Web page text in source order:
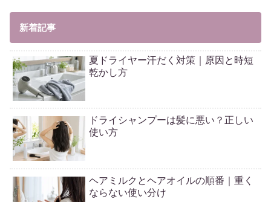
新着記事
夏ドライヤー汗だく対策｜原因と時短
乾かし方
ドライシャンプーは髪に悪い？正しい
使い方
ヘアミルクとヘアオイルの順番｜重く
ならない使い分け